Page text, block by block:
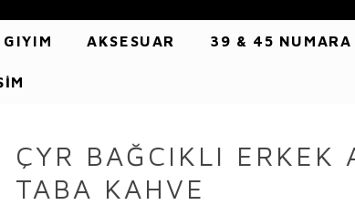
GIYIM AKSESUAR 39 & 45 NUMARA
ÇYR BAĞCIKLI ERKEK
TABA KAHVE